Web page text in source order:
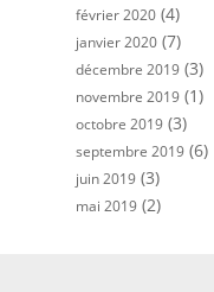
février 2020 (4)
janvier 2020 (7)
décembre 2019 (3)
novembre 2019 (1)
octobre 2019 (3)
septembre 2019 (6)
juin 2019 (3)
mai 2019 (2)